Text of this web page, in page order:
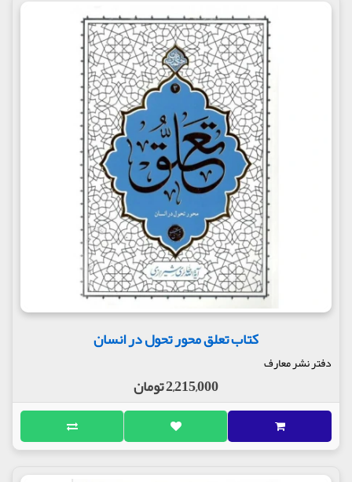
کتاب تعلق محور تحول در انسان
دفتر نشر معارف
2,215,000 تومان